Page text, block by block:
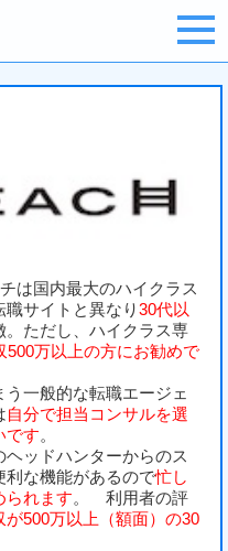
は国内最大のハイクラス
サイトと異なり30代以
。ただし、ハイクラス専
500万以上の方にお勧めで
一般的な転職エージェ
自分で担当コンサルを選
です。
ッドハンターからのス
利な機能があるので忙し
られます。 利用者の評
が500万以上（額面）の30